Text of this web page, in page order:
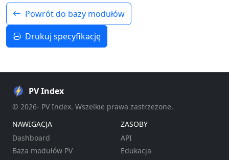
Powrót do bazy modułów
Drukuj specyfikację
PV Index
© 2026- PV Index. Wszelkie prawa zastrzeżone.
NAWIGACJA
Dashboard
Baza modułów PV
ZASOBY
API
Edukacja